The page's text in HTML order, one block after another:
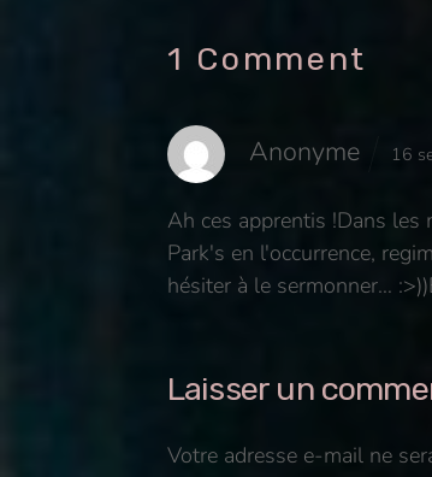
1 Comment
Anonyme 16
Ah ces apprentis !Dans les
Park's en l'occurrence,
hésiter à le sermonner… :>))
Laisser un
Votre adresse e-mail ne